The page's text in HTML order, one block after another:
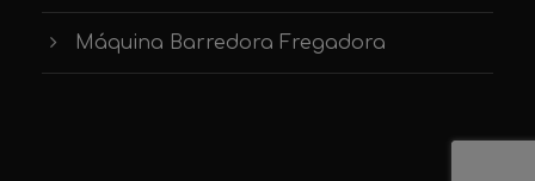
Máquina Barredora Fregadora